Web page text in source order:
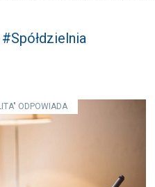
#Spółdzielnia
ODPOWIADA